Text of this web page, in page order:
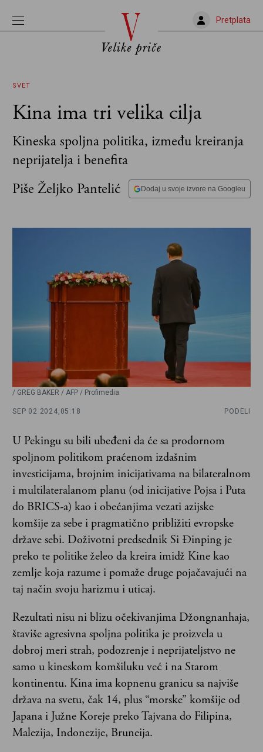
Pretplata
SVET
Kina ima tri velika cilja
Kineska spoljna politika, između kreiranja
neprijatelja i benefita
Piše Željko Pantelić
Dodaj u svoje izvore na Googleu
/ GREG BAKER / AFP / Profimedia
SEP 02 2024, 05:18 PODELI
U Pekingu su bili ubeđeni da će sa prodornom
spoljnom politikom praćenom izdašnim
investicijama, brojnim inicijativama na bilateralnom
i multilateralanom planu (od inicijative Pojsa i Puta
do BRICS-a) kao i obećanjima vezati azijske
komšije za sebe i pragmatično približiti evropske
države sebi. Doživotni predsednik Si Đinping je
preko te politike želeo da kreira imidž Kine kao
zemlje koja razume i pomaže druge pojačavajući na
taj način svoju harizmu i uticaj.
Rezultati nisu ni blizu očekivanjima Džongnanhaja,
štaviše agresivna spoljna politika je proizvela u
dobroj meri strah, podozrenje i neprijateljstvo ne
samo u kineskom komšiluku već i na Starom
kontinentu. Kina ima kopnenu granicu sa najviše
država na svetu, čak 14, plus “morske” komšije od
Japana i Južne Koreje preko Tajvana do Filipina,
Malezija, Indonezije, Bruneija.